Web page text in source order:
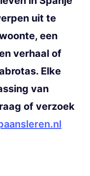
uit te
een
verhaal of
Elke
van
of verzoek